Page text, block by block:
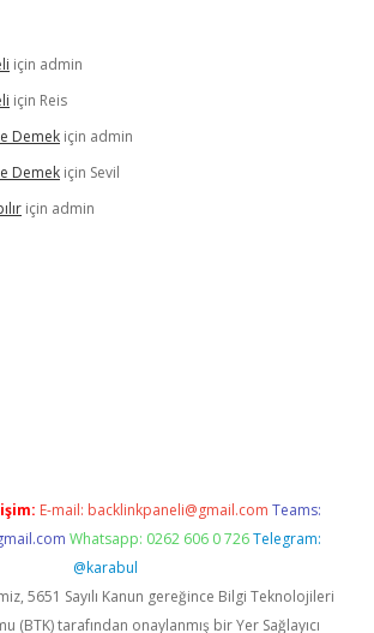
için admin
için Reis
Demek için admin
Demek için Sevil
için admin
E-mail: backlinkpaneli@gmail.com Teams:
Whatsapp: 0262 606 0 726 Telegram:
@karabul
5651 Sayılı Kanun gereğince Bilgi Teknolojileri
(BTK) tarafından onaylanmış bir Yer Sağlayıcı